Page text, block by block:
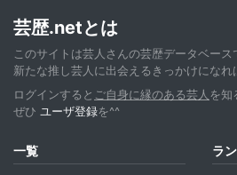
芸歴.netとは
このサイトは芸人さんの芸歴データベース
新たな推し芸人に出会えるきっかけになれ
ログインすると ご自身に縁のある芸人 を知
ぜひ ユーザ登録を^^
一覧 ラ